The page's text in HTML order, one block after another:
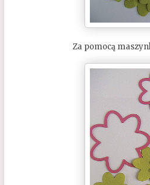
Za pomocą